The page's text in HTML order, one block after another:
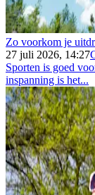
Zo voorkom je
27 juli 2026, 14:27
Sporten is goed
inspanning is het...